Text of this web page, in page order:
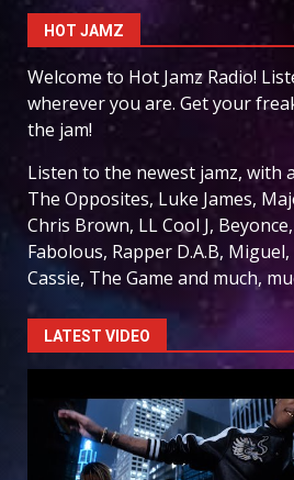
HOT JAMZ
Welcome to Hot Jamz Radio!
wherever you are. Get your
the jam!
Listen to the newest jamz, with
The Opposites, Luke James,
Chris Brown, LL Cool J,
Fabolous, Rapper D.A.B,
Cassie, The Game and much,
LATEST VIDEO